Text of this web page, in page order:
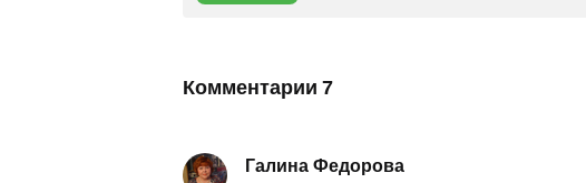
Комментарии 7
Галина Федорова